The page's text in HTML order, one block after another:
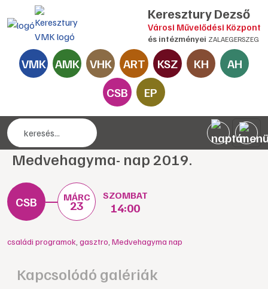
Keresztury Dezső
Városi Művelődési Központ
és intézményei ZALAEGERSZEG
VMK AMK VHK ART KSZ KH
AH
CSB
EP
Medvehagyma- nap 2019.
MÁRC
23
SZOMBAT
14:00
családi programok gasztro Medvehagyma nap
Kapcsolódó galériák